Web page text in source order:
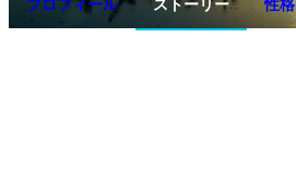
プロフィール ストーリー 性格